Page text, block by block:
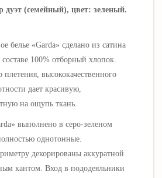
дуэт (семейный), цвет: зеленый.
белье «Garda» сделано из сатина
100% отборный хлопок.
плетения, высококачественного
дает красивую,
на ощупь ткань.
» выполнено в серо-зеленом
однотонные.
декорированы аккуратной
кантом. Вход в пододеяльники